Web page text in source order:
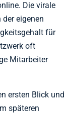
Die virale
eigenen
für
oft
Mitarbeiter
ersten Blick und
späteren